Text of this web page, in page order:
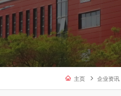
主页 企业资讯